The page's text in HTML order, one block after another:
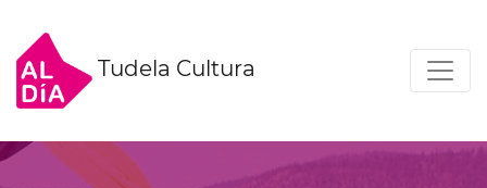
Tudela Cultura